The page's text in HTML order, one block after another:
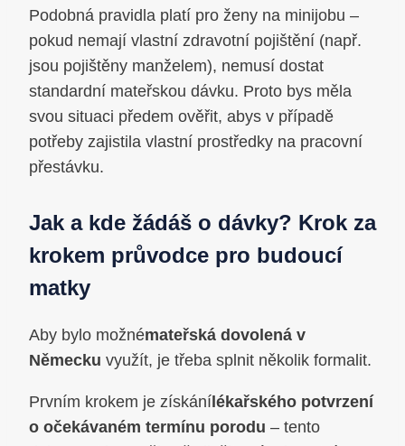
Podobná pravidla platí pro ženy na minijobu –
pokud nemají vlastní zdravotní pojištění (např.
jsou pojištěny manželem), nemusí dostat
standardní mateřskou dávku. Proto bys měla
svou situaci předem ověřit, abys v případě
potřeby zajistila vlastní prostředky na pracovní
přestávku.
Jak a kde žádáš o dávky? Krok za
krokem průvodce pro budoucí
matky
Aby bylo možnémateřská dovolená v
Německu využít, je třeba splnit několik formalit.
Prvním krokem je získání lékařského potvrzení
o očekávaném termínu porodu – tento